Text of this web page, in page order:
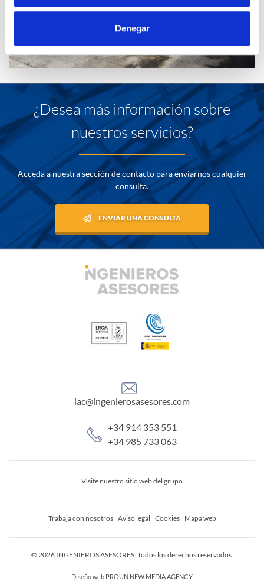
Denegar
¿Desea más información sobre
nuestros servicios?
Acceda a nuestra sección de contacto para enviarnos cualquier
consulta.
ENVIAR UNA CONSULTA
iac@ingenierosasesores.com
+34 914 353 551
+34 985 733 063
Visite nuestro sitio web del grupo
© 2026 INGENIEROS ASESORES: Todos los derechos reservados.
Trabaja con nosotros Aviso legal Cookies Mapa web
Diseño web PROUN NEW MEDIA AGENCY